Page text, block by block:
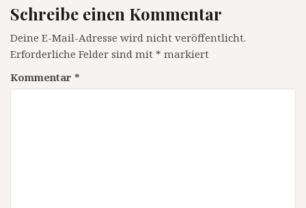
Schreibe einen Kommentar
Deine E-Mail-Adresse wird nicht veröffentlicht.
Erforderliche Felder sind mit * markiert
Kommentar *